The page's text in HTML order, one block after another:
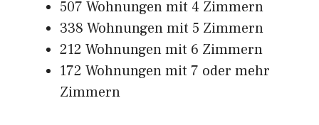
507 Wohnungen mit 4 Zimmern
338 Wohnungen mit 5 Zimmern
212 Wohnungen mit 6 Zimmern
172 Wohnungen mit 7 oder mehr
Zimmern